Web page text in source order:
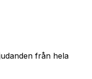
från hela